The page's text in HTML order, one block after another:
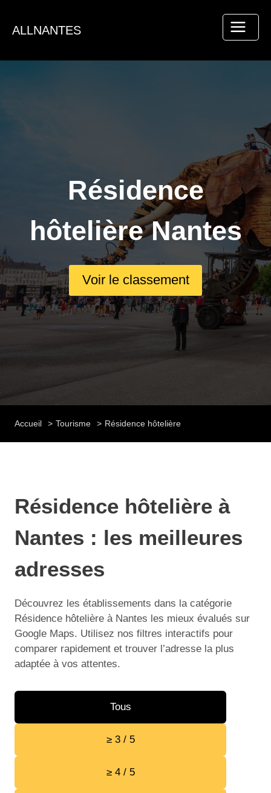
contenu
ALLNANTES
Résidence
hôtelière Nantes
Voir le classement
Accueil Tourisme Résidence hôtelière
Résidence hôtelière à
Nantes : les meilleures
adresses
Découvrez les établissements dans la catégorie
Résidence hôtelière à Nantes les mieux évalués sur
Google Maps. Utilisez nos filtres interactifs pour
comparer rapidement et trouver l’adresse la plus
adaptée à vos attentes.
Tous
≥ 3 / 5
≥ 4 / 5